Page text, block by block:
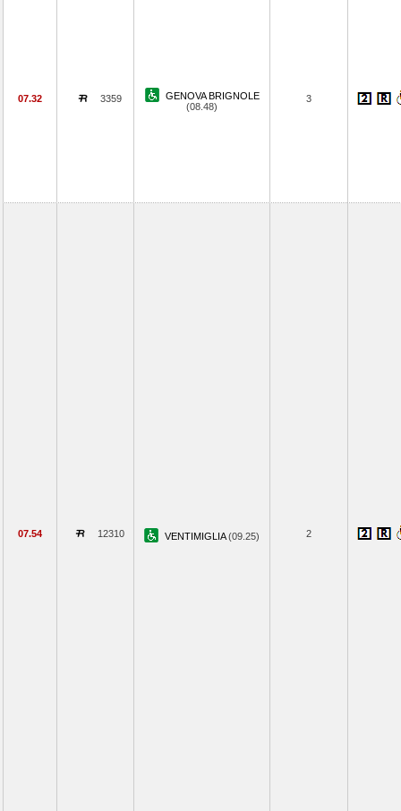
07.32 3359
GENOVA BRIGNOLE
(08.48)
3
07.54 12310 VENTIMIGLIA(09.25) 2